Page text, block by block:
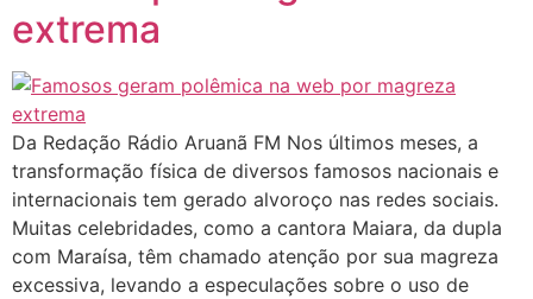
extrema
Da Redação Rádio Aruanã FM Nos últimos meses, a
transformação física de diversos famosos nacionais e
internacionais tem gerado alvoroço nas redes sociais.
Muitas celebridades, como a cantora Maiara, da dupla
com Maraísa, têm chamado atenção por sua magreza
excessiva, levando a especulações sobre o uso de